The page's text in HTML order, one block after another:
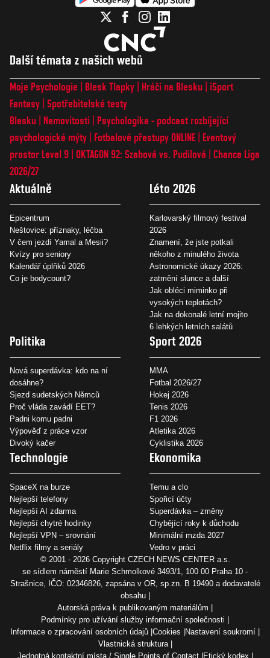
Další témata z našich webů
Moje Psychologie Blesk Tlapky Hráči na Blesku
iSport
Fantasy Spotřebitelské testy
Blesku
Nemovitosti
Psychologika - podcast rozbíjející
psychologické mýty
Fotbalové přestupy ONLINE
Eventový
prostor Level 9 OKTAGON 92: Szabová vs. Pudilová
Chance Liga
2026/27
Aktuálně
Epicentrum
Neštovice: příznaky, léčba
V čem jezdí Yamal a Mesii?
Kvízy pro seniory
Kalendář úplňků 2026
Co je bodycount?
Léto 2026
Karlovarský filmový festival
2026
Znamení, že jste potkali
někoho z minulého života
Astronomické úkazy 2026:
zatmění slunce a další
Jak obléci miminko při
vysokých teplotách?
Jak na dokonalé letní mojito
6 lehkých letních salátů
Politika
Nová superdávka: kdo na ní
dosáhne?
Sjezd sudetských Němců
Proč vláda zavádí EET?
Padni komu padni
Výpověď z práce vzor
Divoký kačer
Sport 2026
MMA
Fotbal 2026/27
Hokej 2026
Tenis 2026
F1 2026
Atletika 2026
Cyklistika 2026
Technologie
SpaceX na burze
Nejlepší telefony
Nejlepší AI zdarma
Nejlepší chytré hodinky
Nejlepší VPN – srovnání
Netflix filmy a seriály
Ekonomika
Temu a clo
Spořicí účty
Superdávka – změny
Chybějící roky k důchodu
Minimální mzda 2027
Vedro v práci
© 2001 - 2026 Copyright CZECH NEWS CENTER a.s.
se sídlem náměstí Marie Schmolkové 3493/1, 100 00 Praha 10 -
Strašnice, IČO: 02346826, zapsána v OR, sp.zn. B 19490 a dodavatelé
obsahu
Autorská práva k publikovaným materiálům
Podmínky pro užívání služby informační společnosti
Informace o zpracování osobních údajů Cookies Nastavení soukromí
Vlastnická struktura
Jednotná kontaktní místa / Single Points of Contact Etický kodex